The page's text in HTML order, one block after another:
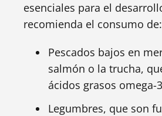
esenciales para el
recomienda el consumo de:
Pescados bajos en
salmón o la trucha,
ácidos grasos omega-
Legumbres, que son